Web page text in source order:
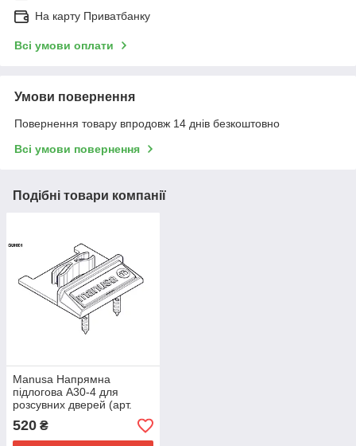
На карту Приватбанку
Всі умови оплати
Умови повернення
Повернення товару впродовж 14 днів безкоштовно
Всі умови повернення
Подібні товари компанії
Manusa Напрямна
підлогова A30-4 для
розсувних дверей (арт.
KRHG04-E)
520 ₴